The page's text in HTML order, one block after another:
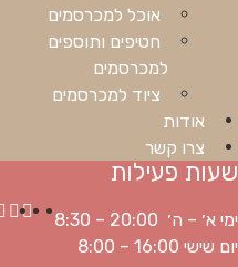
אוכל למכרסמים
חטיפים ותוספים
למכרסמים
ציוד למכרסמים
אודות
צרו קשר
שעות פעילות
ימי א׳ – ה׳ 20:00 – 8:30
יום שישי 16:00 – 8:00